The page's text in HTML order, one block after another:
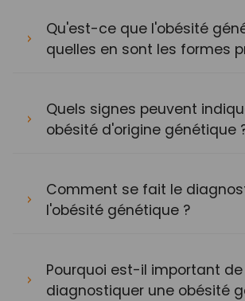
Qu'est-ce que l'obésité
quelles en sont les formes
Quels signes peuvent
obésité d'origine génétique
Comment se fait le
l'obésité génétique ?
Pourquoi est-il important de
diagnostiquer une obésité